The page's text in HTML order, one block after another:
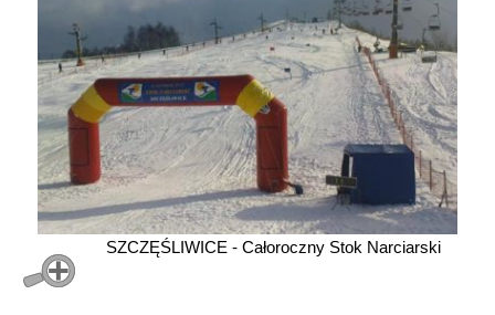
SZCZĘŚLIWICE - Całoroczny Stok Narciarski